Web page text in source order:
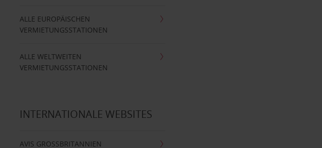
ALLE EUROPÄISCHEN
VERMIETUNGSSTATIONEN
ALLE WELTWEITEN
VERMIETUNGSSTATIONEN
INTERNATIONALE WEBSITES
AVIS GROSSBRITANNIEN